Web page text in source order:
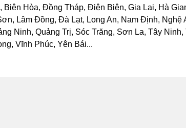
Hòa, Đồng Tháp, Điện Biên, Gia Lai, Hà
Lâm Đồng, Đà Lạt, Long An, Nam Định, Nghệ
Ninh, Quảng Trị, Sóc Trăng, Sơn La, Tây
Vĩnh Phúc, Yên Bái...